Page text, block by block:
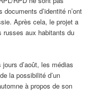
d’identité n’ont
Après cela, le projet a
russes aux habitants du
d’août, les médias
la possibilité d’un
à propos de son